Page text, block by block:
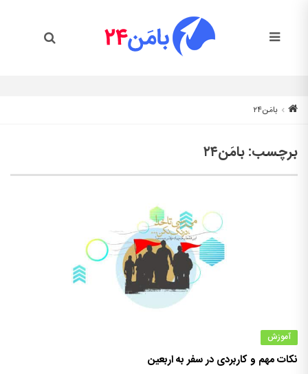
بامَن۲۴
برچسب:بامَن۲۴
آموزش
نکات مهم و کاربردی در سفر به اربعین